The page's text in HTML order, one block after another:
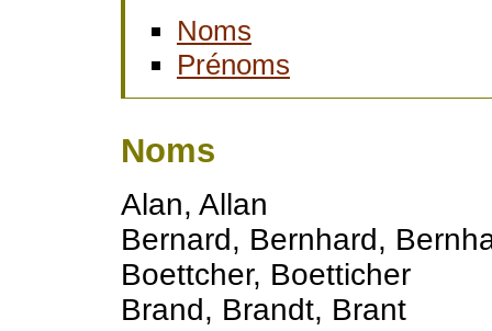
Noms
Prénoms
Noms
Alan, Allan
Bernard, Bernhard,
Boettcher, Boetticher
Brand, Brandt, Brant